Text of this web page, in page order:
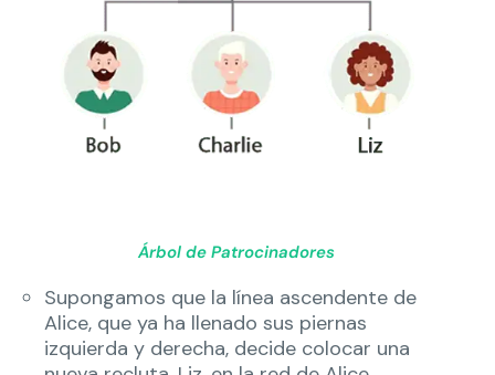
Árbol de Patrocinadores
Supongamos que la línea ascendente de
Alice, que ya ha llenado sus piernas
izquierda y derecha, decide colocar una